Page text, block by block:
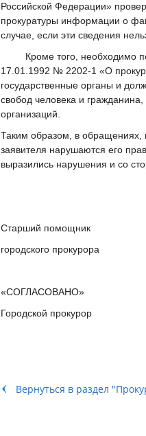
Российской Федерации»
прокуратуры информации о
случае, если эти сведения
Кроме того, необходимо
17.01.1992 № 2202-1 «О
государственные органы и
свобод человека и
организаций.
Таким образом, в обращениях,
заявителя нарушаются его
выразились нарушения и со
Старший помощник
городского
«СОГЛАСОВАНО»
Городской
Вернуться в раздел